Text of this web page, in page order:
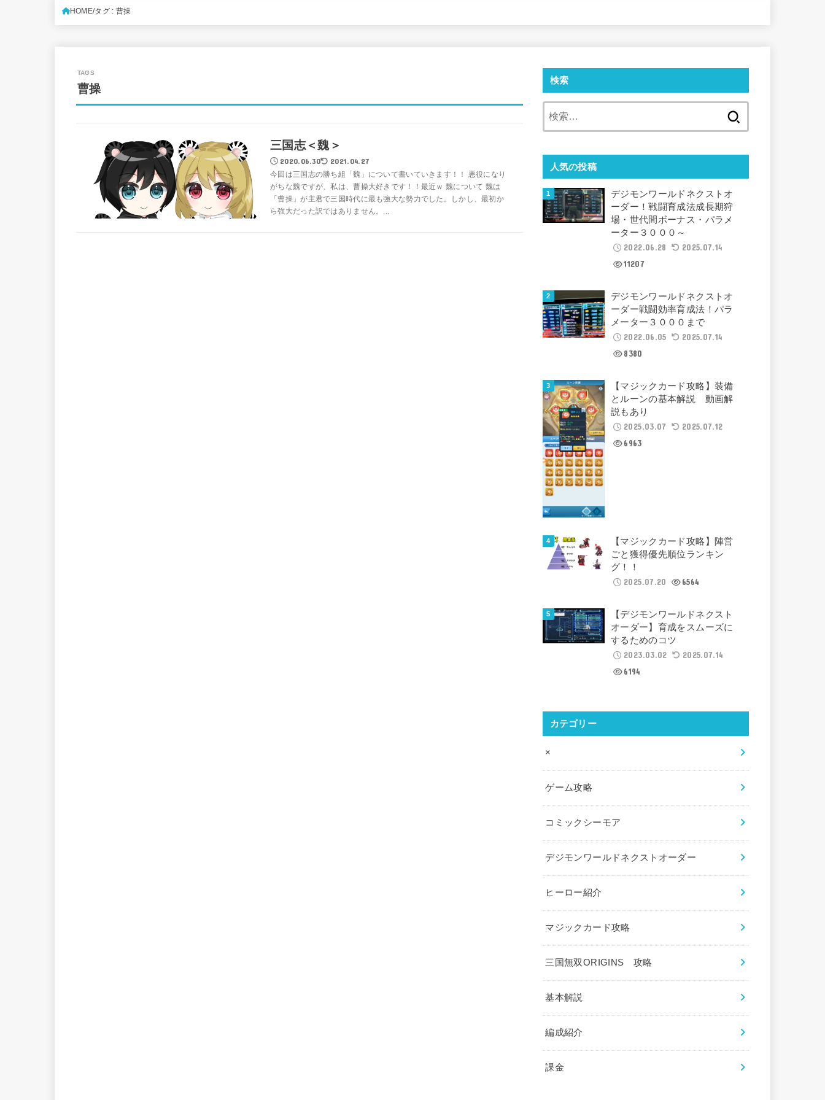
HOME タグ : 曹操
曹操
三国志＜魏＞
2020.06.30 2021.04.27
今回は三国志の勝ち組「魏」について書いていきます！！ 悪役になり
がちな魏ですが、私は、曹操大好きです！！最近ｗ 魏について 魏は
「曹操」が主君で三国時代に最も強大な勢力でした。しかし、最初か
ら強大だった訳ではありません。...
検索
人気の投稿
デジモンワールドネクストオ
ーダー！戦闘育成法成長期狩
場・世代間ボーナス・パラメ
ーター３０００～
2022.06.28
2025.07.14
11207
デジモンワールドネクストオ
ーダー戦闘効率育成法！パラ
メーター３０００まで
2022.06.05
2025.07.14
8380
【マジックカード攻略】装備
とルーンの基本解説 動画解
説もあり
2025.03.07
2025.07.12
6963
【マジックカード攻略】陣営
ごと獲得優先順位ランキン
グ！！
2025.07.20
6564
【デジモンワールドネクスト
オーダー】育成をスムーズに
するためのコツ
2023.03.02
2025.07.14
6194
カテゴリー
×
ゲーム攻略
コミックシーモア
デジモンワールドネクストオーダー
ヒーロー紹介
マジックカード攻略
三国無双ORIGINS 攻略
基本解説
編成紹介
課金